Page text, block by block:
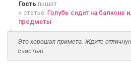
Гость пишет
к статье: Голубь сидит на балконе
предметы
Это хорошая примета. Ждите
счастью.